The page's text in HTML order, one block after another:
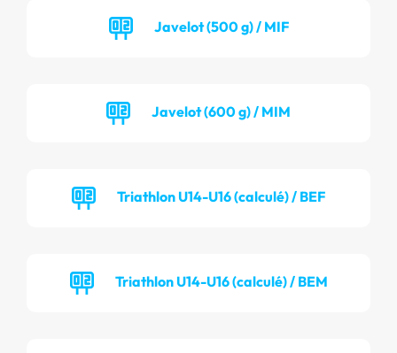
Javelot (500 g) / MIF
Javelot (600 g) / MIM
Triathlon U14-U16 (calculé) / BEF
Triathlon U14-U16 (calculé) / BEM